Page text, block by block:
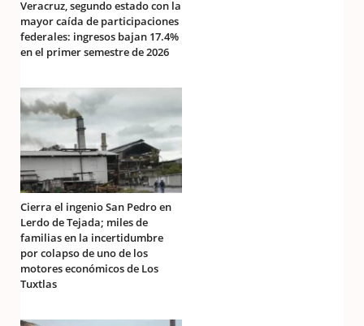
Veracruz, segundo estado con la
mayor caída de participaciones
federales: ingresos bajan 17.4%
en el primer semestre de 2026
Cierra el ingenio San Pedro en
Lerdo de Tejada; miles de
familias en la incertidumbre
por colapso de uno de los
motores económicos de Los
Tuxtlas